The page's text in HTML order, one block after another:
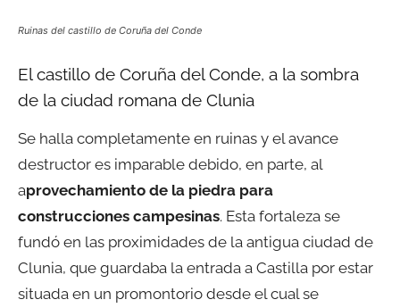
Ruinas del castillo de Coruña del Conde
El castillo de Coruña del Conde, a la sombra
de la ciudad romana de Clunia
Se halla completamente en ruinas y el avance
destructor es imparable debido, en parte, al
aprovechamiento de la piedra para
construcciones campesinas. Esta fortaleza se
fundó en las proximidades de la antigua ciudad de
Clunia, que guardaba la entrada a Castilla por estar
situada en un promontorio desde el cual se